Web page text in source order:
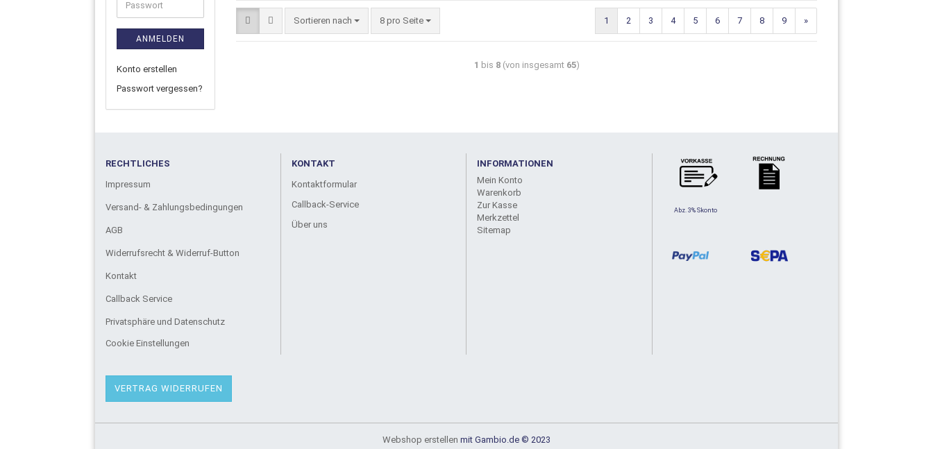
Sortieren nach 8 pro Seite 1 2 3 4 5 6 7 8 9 »
1 bis 8(von insgesamt 65)
ANMELDEN
Konto erstellen
Passwort vergessen?
RECHTLICHES
Impressum
Versand- & Zahlungsbedingungen
AGB
Widerrufsrecht & Widerruf-Button
Kontakt
Callback Service
Privatsphäre und Datenschutz
Cookie Einstellungen
KONTAKT
Kontaktformular
Callback-Service
Über uns
INFORMATIONEN
Mein Konto
Warenkorb
Zur Kasse
Merkzettel
Sitemap
Abz. 3% Skonto
VERTRAG WIDERRUFEN
Webshop erstellen mit Gambio.de © 2023